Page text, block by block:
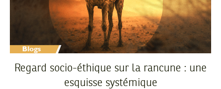
Regard socio-éthique sur la rancune : une
esquisse systémique